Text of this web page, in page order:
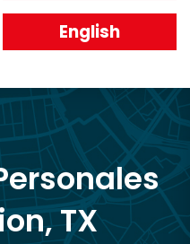
English
TX